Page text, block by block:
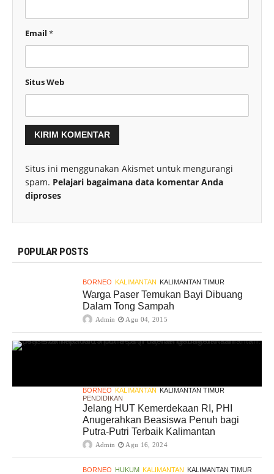
Email *
Situs Web
Situs ini menggunakan Akismet untuk mengurangi
spam. Pelajari bagaimana data komentar Anda
diproses
POPULAR POSTS
BORNEO KALIMANTAN KALIMANTAN TIMUR
Warga Paser Temukan Bayi Dibuang
Dalam Tong Sampah
Admin Agu 04, 2015
BORNEO KALIMANTAN KALIMANTAN TIMUR
PENDIDIKAN
Jelang HUT Kemerdekaan RI, PHI
Anugerahkan Beasiswa Penuh bagi
Putra-Putri Terbaik Kalimantan
Admin Agu 16, 2024
BORNEO HUKUM KALIMANTAN KALIMANTAN TIMUR